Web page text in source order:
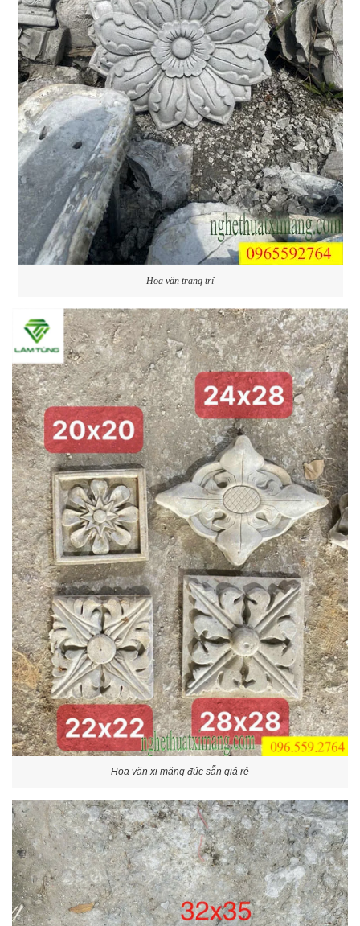
Hoa văn trang trí
Hoa văn xi măng đúc sẵn giá rẻ